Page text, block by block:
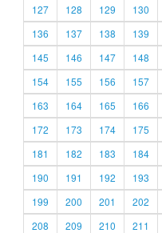
127
128 129 130
136
137 138 139
145
146 147 148
154
155 156 157
163
164 165 166
172
173 174 175
181
182 183 184
190
191 192 193
199
200 201 202
208
209 210 211